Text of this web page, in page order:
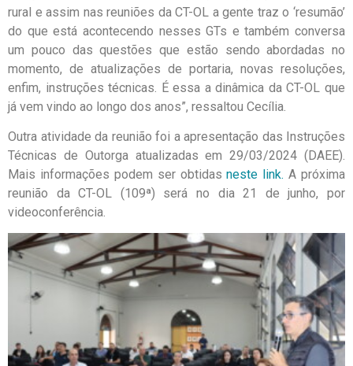
rural e assim nas reuniões da CT-OL a gente traz o ‘resumão’
do que está acontecendo nesses GTs e também conversa
um pouco das questões que estão sendo abordadas no
momento, de atualizações de portaria, novas resoluções,
enfim, instruções técnicas. É essa a dinâmica da CT-OL que
já vem vindo ao longo dos anos”, ressaltou Cecília.
Outra atividade da reunião foi a apresentação das Instruções
Técnicas de Outorga atualizadas em 29/03/2024 (DAEE).
Mais informações podem ser obtidasneste link. A próxima
reunião da CT-OL (109ª) será no dia 21 de junho, por
videoconferência.